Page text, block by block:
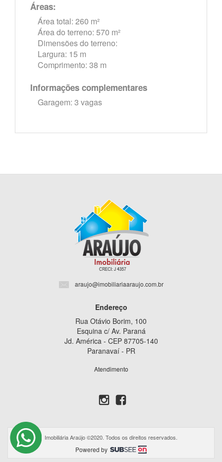
Áreas:
Área total: 260 m²
Área do terreno: 570 m²
Dimensões do terreno:
Largura: 15 m
Comprimento: 38 m
Informações complementares
Garagem: 3 vagas
araujo@imobiliariaaraujo.com.br
Endereço
Rua Otávio Borim, 100
Esquina c/ Av. Paraná
Jd. América - CEP 87705-140
Paranavaí - PR
Atendimento
Imobiliária Araújo ©2020. Todos os direitos reservados.
Powered by